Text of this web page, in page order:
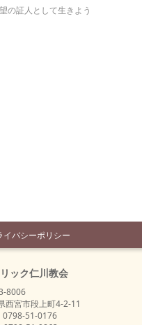
の証人として生きよう
イバシーポリシー
ック仁川教会
8006
西宮市段上町4-2-11
51-0176